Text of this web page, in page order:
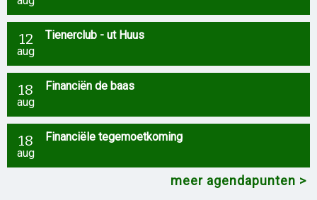
12
aug
Tienerclub - ut Huus
18
aug
Financiën de baas
18
aug
Financiële tegemoetkoming
meer agendapunten